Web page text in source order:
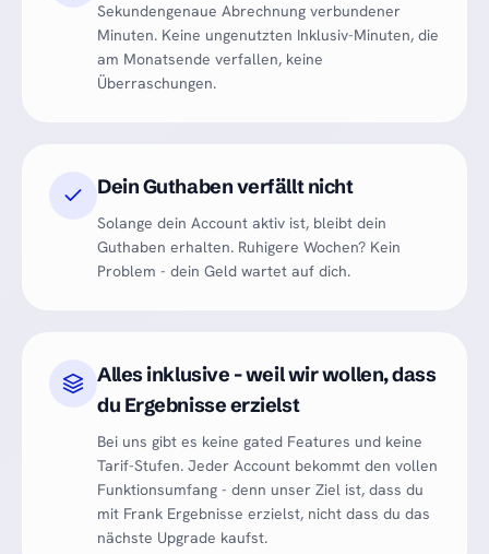
Sekundengenaue Abrechnung verbundener
Minuten. Keine ungenutzten Inklusiv-Minuten, die
am Monatsende verfallen, keine
Überraschungen.
Dein Guthaben verfällt nicht
Solange dein Account aktiv ist, bleibt dein
Guthaben erhalten. Ruhigere Wochen? Kein
Problem - dein Geld wartet auf dich.
Alles inklusive - weil wir wollen, dass
du Ergebnisse erzielst
Bei uns gibt es keine gated Features und keine
Tarif-Stufen. Jeder Account bekommt den vollen
Funktionsumfang - denn unser Ziel ist, dass du
mit Frank Ergebnisse erzielst, nicht dass du das
nächste Upgrade kaufst.